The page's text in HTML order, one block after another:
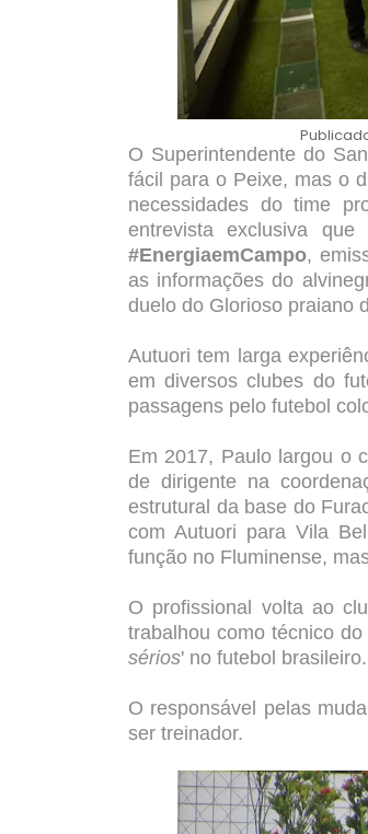
O Superintendente do
fácil para o Peixe, mas o
necessidades do time
entrevista exclusiva
#EnergiaemCampo,
as informações do
duelo do Glorioso praiano
Autuori tem larga
em diversos clubes do
passagens pelo futebol
Em 2017, Paulo largou o
de dirigente na
estrutural da base do
com Autuori para Vila
função no Fluminense,
O profissional volta ao
trabalhou como técnico
sérios' no futebol brasileiro.
O responsável pelas
ser treinador.